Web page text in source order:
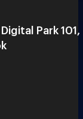
Park 101,